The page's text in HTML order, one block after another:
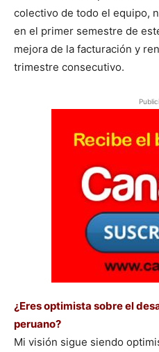
colectivo de todo el equipo,
en el primer semestre de
mejora de la facturación y
trimestre consecutivo.
¿Eres optimista sobre el
peruano?
Mi visión sigue siendo